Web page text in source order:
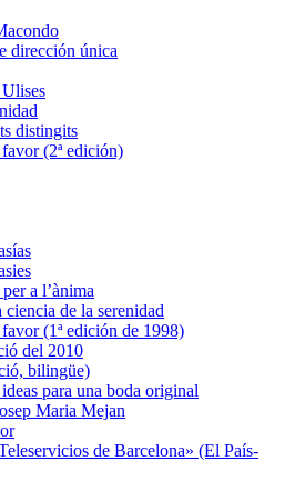
dirección única
distingits
(2ª edición)
a l’ànima
de la serenidad
(1ª edición de 1998)
del 2010
bilingüe)
para una boda original
Maria Mejan
de Barcelona» (El País-